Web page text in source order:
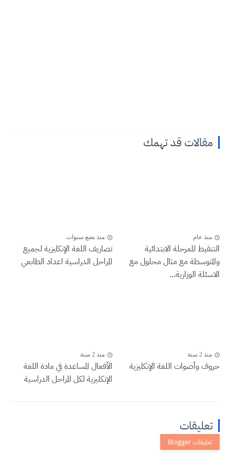
مقالات قد تهمك
منذ عام
التنقيط للمرحلة الابتدائية
والمتوسطة مع مثال محلول مع
الاسئلة الوزارية...
منذ بضع سنوات
تصاريف اللغة الإنكليزية لجميع
المراحل الدراسية اعداد الطابعي
منذ 2 سنة
حروف وأصوات اللغة الإنكليزية
منذ 2 سنة
الأفعال المساعدة في مادة اللغة
الإنكليزية لكل المراحل الدراسية
تعليقات